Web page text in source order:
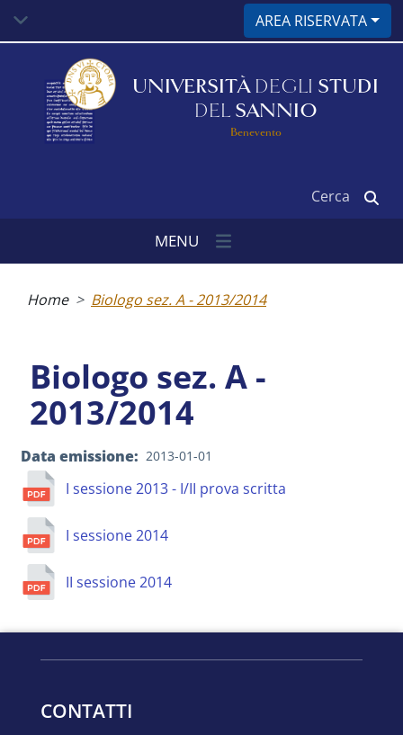
contenuto
AREA RISERVATA
UNIVERSITÀ DEGLI STUDI
DEL SANNIO
Benevento
MENU
Home Biologo sez. A - 2013/2014
Biologo sez. A -
2013/2014
Data emissione 2013-01-01
I sessione 2013 - I/II prova scritta
I sessione 2014
II sessione 2014
CONTATTI